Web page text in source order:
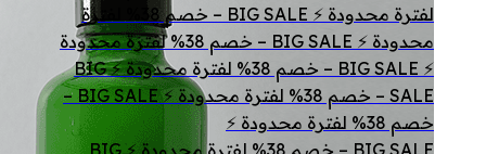
لفترة محدودة ⚡ BIG SALE – خصم 38% لفترة
محدودة ⚡ BIG SALE – خصم 38% لفترة محدودة
⚡ BIG SALE – خصم 38% لفترة محدودة ⚡ BIG
SALE – خصم 38% لفترة محدودة ⚡ BIG SALE –
خصم 38% لفترة محدودة ⚡